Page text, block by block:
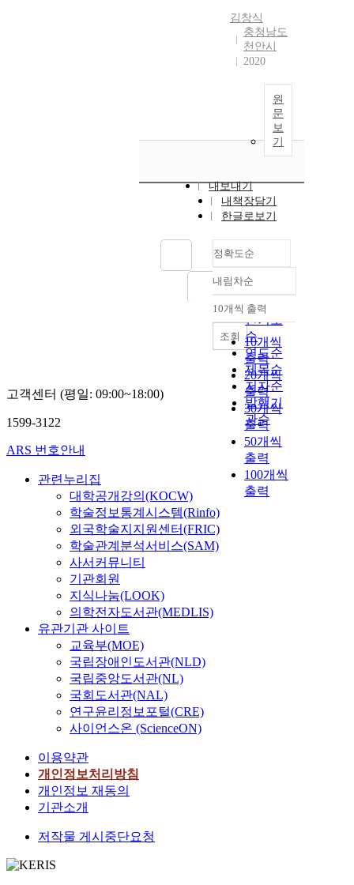
김창식
충청남도
천안시
2020
원
문
보
기
내보내기
내책장담기
한글로보기
정확도순
정확도
순
인기도
순
연도순
제목순
저자순
발행기
관순
내림차순
내림차순
10개씩 출력
10개씩
출력
20개씩
출력
30개씩
출력
50개씩
출력
100개씩
출력
조회
고객센터 (평일: 09:00~18:00)
1599-3122
ARS 번호안내
관련누리집
대학공개강의(KOCW)
학술정보통계시스템(Rinfo)
외국학술지지원센터(FRIC)
학술관계분석서비스(SAM)
사서커뮤니티
기관회원
지식나눔(LOOK)
의학전자도서관(MEDLIS)
유관기관 사이트
교육부(MOE)
국립장애인도서관(NLD)
국립중앙도서관(NL)
국회도서관(NAL)
연구윤리정보포털(CRE)
사이언스온 (ScienceON)
이용약관
개인정보처리방침
개인정보 재동의
기관소개
저작물 게시중단요청